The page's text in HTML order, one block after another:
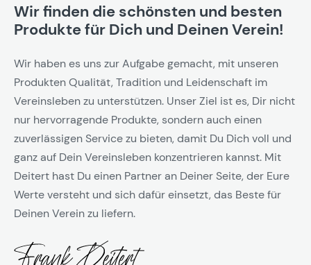
Wir finden die schönsten und besten
Produkte für Dich und Deinen Verein!
Wir haben es uns zur Aufgabe gemacht, mit unseren
Produkten Qualität, Tradition und Leidenschaft im
Vereinsleben zu unterstützen. Unser Ziel ist es, Dir nicht
nur hervorragende Produkte, sondern auch einen
zuverlässigen Service zu bieten, damit Du Dich voll und
ganz auf Dein Vereinsleben konzentrieren kannst. Mit
Deitert hast Du einen Partner an Deiner Seite, der Eure
Werte versteht und sich dafür einsetzt, das Beste für
Deinen Verein zu liefern.